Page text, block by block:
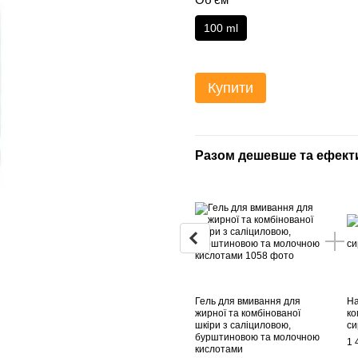
100 ml
Купити
Разом дешевше та
Гель для вмивання для
жирної та комбінованої
шкіри з саліциловою,
бурштиновою та молочною
кислотами
1